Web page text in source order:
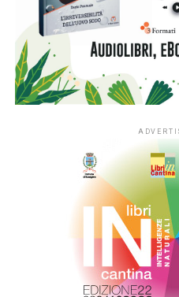
sviluppo di
sperimentale dedicato ai
nelle province di Novara e
territorio di riferimento della
sperimentazione ha
nei contesti più fragili di
libri nella quotidianità
si inserisce nella cornice
L’infanzia prima di
benessere dei bambini e
particolare attenzione alle
sociale ed economica,
individuale e lo sviluppo